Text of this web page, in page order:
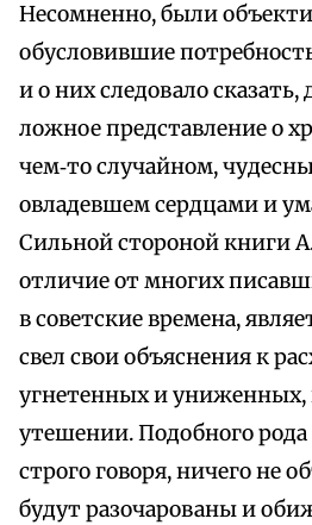
Несомненно, были
обусловившие
и о них следовало
ложное представление о
чем‑то случайном,
овладевшем сердцами и
Сильной стороной книги
отличие от многих
в советские времена,
свел свои объяснения к
угнетенных и
утешении. Подобного
строго говоря, ничего не
будут разочарованы и